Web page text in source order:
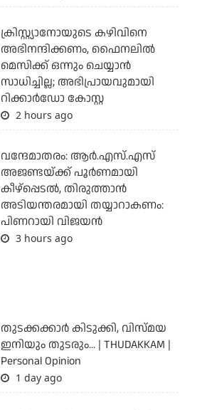
ക്രിസ്റ്റ്യാനോയുടെ കഴിവിനെ
അഭിനന്ദിക്കണം, ഫൈനലില്‍
മെസിക്ക് ഒന്നും ചെയ്യാന്‍
സാധിച്ചില്ല; അഭിപ്രായവുമായി
റിക്കാര്‍ഡോ കോസ്റ്റ
2 hours ago
വന്ദേമാതരം: ആര്‍.എസ്.എസ്
അജണ്ടയ്ക്ക് പൂര്‍ണമായി
കീഴ്‌പ്പെടല്‍, തിരുത്താന്‍
അടിയന്തരമായി തയ്യാറാകണം:
പിണറായി വിജയന്‍
3 hours ago
തുടക്കക്കാര്‍ കിടുക്കി, വിസ്മയ
ഇനിയും തുടരും... | THUDAKKAM |
Personal Opinion
1 day ago